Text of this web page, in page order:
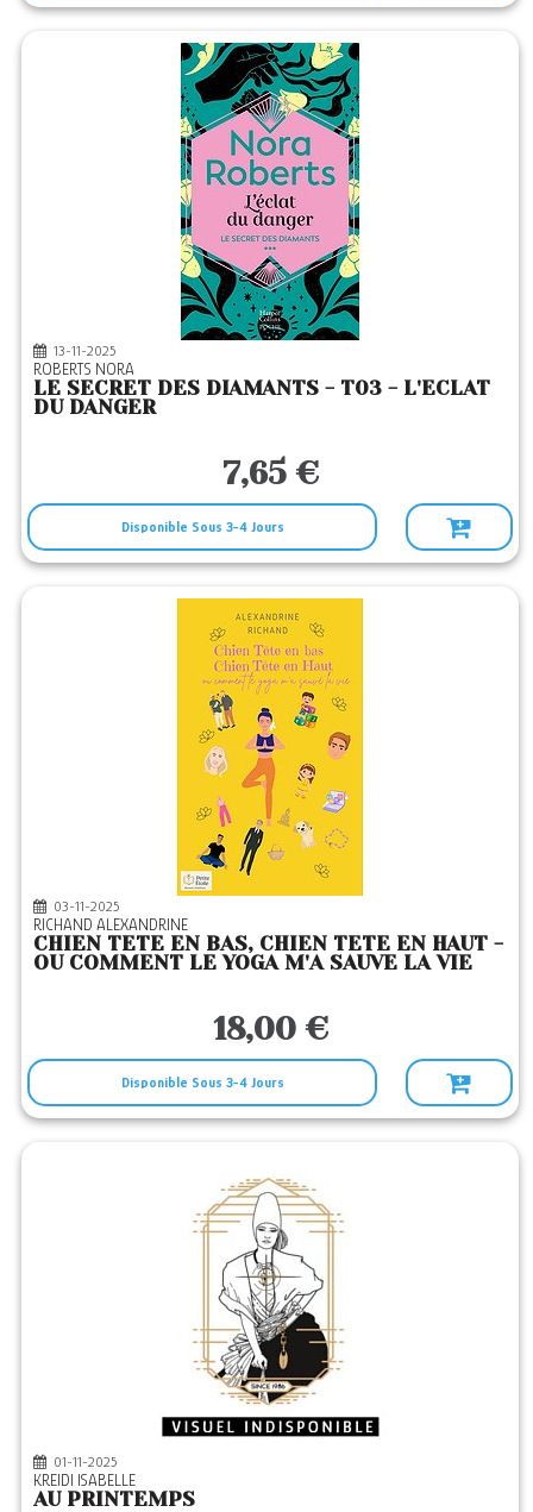
13-11-2025
ROBERTS NORA
LE SECRET DES DIAMANTS - T03 - L'ECLAT
DU DANGER
7,65 €
Disponible Sous 3-4 Jours
03-11-2025
RICHAND ALEXANDRINE
CHIEN TETE EN BAS, CHIEN TETE EN HAUT -
OU COMMENT LE YOGA M'A SAUVE LA VIE
18,00 €
Disponible Sous 3-4 Jours
01-11-2025
KREIDI ISABELLE
AU PRINTEMPS